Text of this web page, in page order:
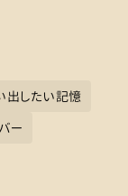
出したい記憶
ー